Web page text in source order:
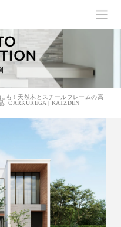
も！天然木とスチールフレームの高
, CARKUREGA | KATZDEN